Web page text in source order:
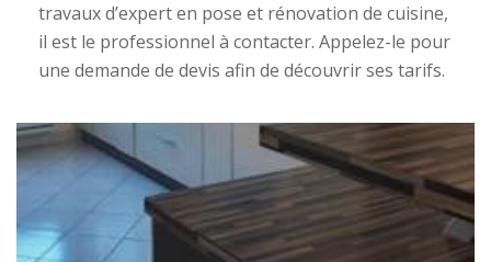
travaux d’expert en pose et rénovation de cuisine,
il est le professionnel à contacter. Appelez-le pour
une demande de devis afin de découvrir ses tarifs.